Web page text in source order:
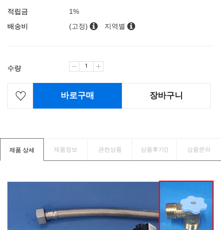
적립금
1%
배송비
(고정) 지역별
수량
바로구매 장바구니
제품 상세 제품정보 관련상품 상품후기() 상품문의